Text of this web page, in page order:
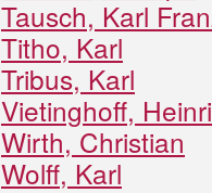
Tausch, Karl
Titho, Karl
Tribus, Karl
Vietinghoff,
Wirth, Christian
Wolff, Karl